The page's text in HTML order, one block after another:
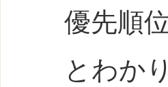
優先順
とわか